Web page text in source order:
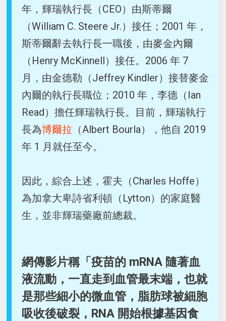
年，輝瑞執行長（CEO）由斯蒂爾
（William C. Steere Jr.）接任；2001 年，
斯蒂爾辭去執行長一職後，由麥金內爾
（Henry McKinnell）接任。2006 年 7
月，由金德勒（Jeffrey Kindler）接替麥金
內爾的執行長職位；2010 年，李德（Ian
Read）擔任輝瑞執行長。目前，輝瑞執行
長為博爾拉 （Albert Bourla），他自 2019
年 1 月就任至今。
因此，綜合上述，霍夫（Charles Hoffe）
為加拿大卑詩省利頓（Lytton）的家庭醫
生，並非輝瑞藥廠前總裁。
網傳影片稱「疫苗的 mRNA 隨著血
液流動，一直走到血管最末端，也就
是那些細小的微血管，脂肪球被細胞
吸收後破裂，RNA 開始根據基因食